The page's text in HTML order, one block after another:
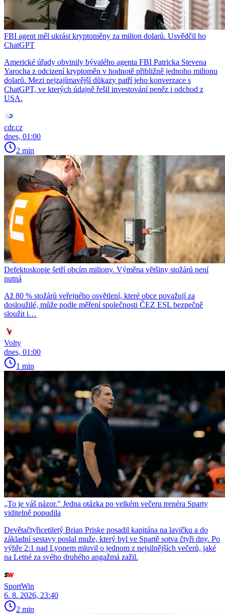
FBI agent měl ukrást kryptoměny za milion dolarů. Usvědčil ho
ChatGPT
Americké úřady obvinily bývalého agenta FBI Patricka Stevena
Yarocha z odcizení kryptoměn v hodnotě přibližně jednoho milionu
dolarů. Mezi nejzajímavější důkazy patří jeho konverzace s
ChatGPT, ve kterých údajně řešil investování peněz i odchod z
USA.
cdr.cz
dnes, 01:00
2 min
Defektoskopie šetří obcím miliony. Výměna většiny stožárů není
nutná
Až 80 % stožárů veřejného osvětlení, které obce považují za
dosloužilé, může podle měření společnosti ČEZ ESL bezpečně
sloužit i…
Volty
dnes, 01:00
1 min
„To je váš názor." Jedna otázka po velkém večeru trenéra Sparty
viditelně popudila
Devětačtyřicetiletý Brian Priske posadil kapitána na lavičku a do
základní sestavy poslal muže, který byl ve Spartě sotva čtyři dny. Po
výhře 2:1 nad Lyonem mluvil o jednom z nejsilnějších večerů, jaké
na Letné za svého druhého angažmá zažil.
SportWin
6. 8. 2026, 23:40
2 min